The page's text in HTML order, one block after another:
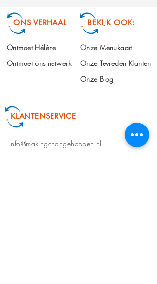
ONS VERHAAL BEKIJK OOK:
Ontmoet Hélène
Ontmoet ons netwerk
Onze Menukaart
Onze Tevreden Klanten
Onze Blog
KLANTENSERVICE
info@makingchangehappen.nl